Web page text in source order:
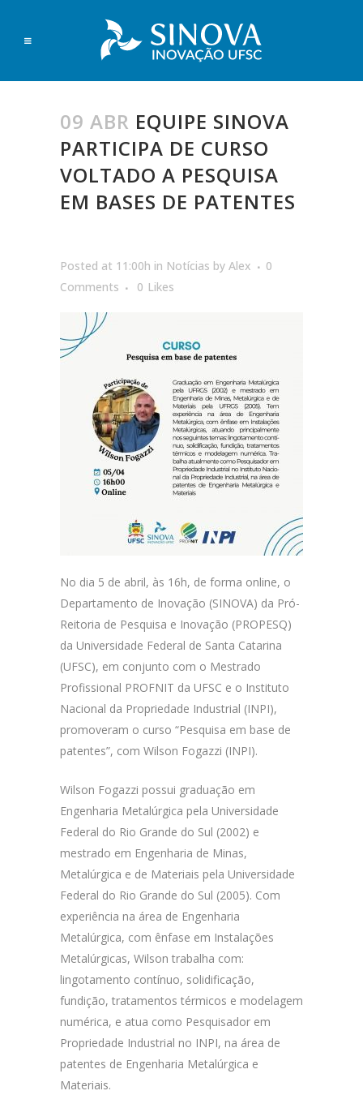
09 ABR EQUIPE SINOVA
PARTICIPA DE CURSO
VOLTADO A PESQUISA
EM BASES DE PATENTES
Posted at 11:00h in Notícias by Alex
0
Comments
0 Likes
No dia 5 de abril, às 16h, de forma online, o
Departamento de Inovação (SINOVA) da Pró-
Reitoria de Pesquisa e Inovação (PROPESQ)
da Universidade Federal de Santa Catarina
(UFSC), em conjunto com o Mestrado
Profissional PROFNIT da UFSC e o Instituto
Nacional da Propriedade Industrial (INPI),
promoveram o curso “Pesquisa em base de
patentes”, com Wilson Fogazzi (INPI).
Wilson Fogazzi possui graduação em
Engenharia Metalúrgica pela Universidade
Federal do Rio Grande do Sul (2002) e
mestrado em Engenharia de Minas,
Metalúrgica e de Materiais pela Universidade
Federal do Rio Grande do Sul (2005). Com
experiência na área de Engenharia
Metalúrgica, com ênfase em Instalações
Metalúrgicas, Wilson trabalha com:
lingotamento contínuo, solidificação,
fundição, tratamentos térmicos e modelagem
numérica, e atua como Pesquisador em
Propriedade Industrial no INPI, na área de
patentes de Engenharia Metalúrgica e
Materiais.